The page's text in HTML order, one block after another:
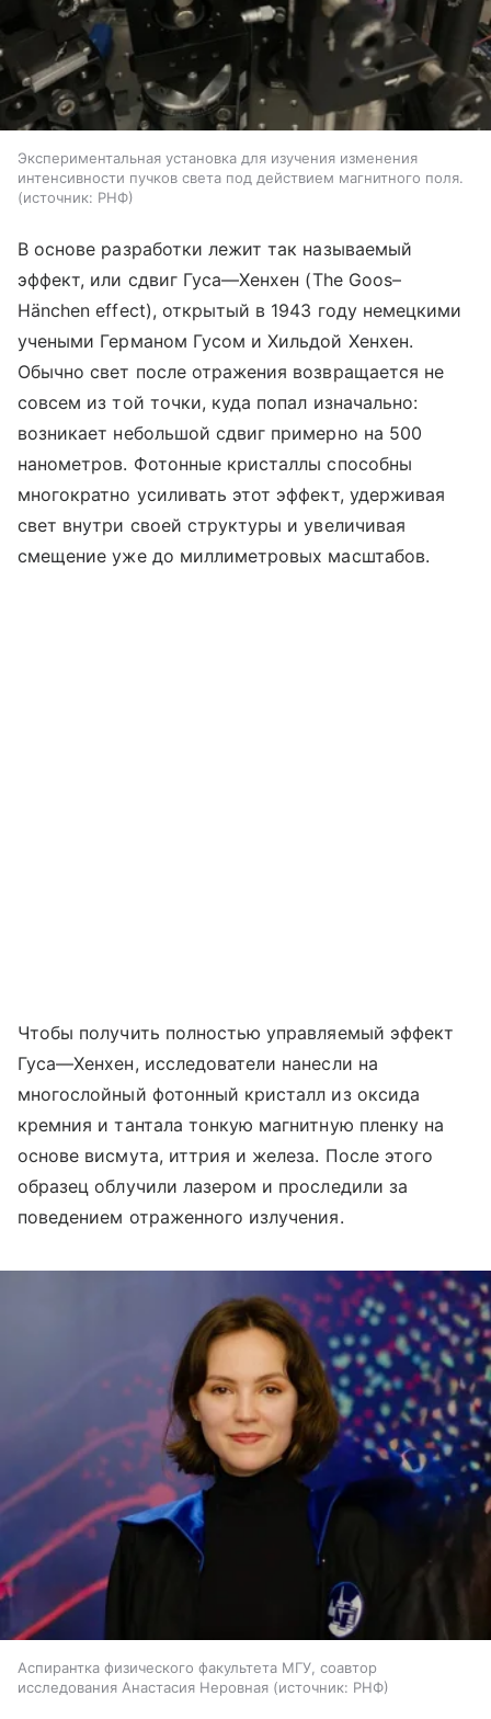
Экспериментальная установка для изучения изменения
интенсивности пучков света под действием магнитного поля.
источник: РНФ
В основе разработки лежит так называемый
эффект, или сдвиг Гуса—Хенхен (The Goos–
Hänchen effect), открытый в 1943 году немецкими
учеными Германом Гусом и Хильдой Хенхен.
Обычно свет после отражения возвращается не
совсем из той точки, куда попал изначально:
возникает небольшой сдвиг примерно на 500
нанометров. Фотонные кристаллы способны
многократно усиливать этот эффект, удерживая
свет внутри своей структуры и увеличивая
смещение уже до миллиметровых масштабов.
Чтобы получить полностью управляемый эффект
Гуса—Хенхен, исследователи нанесли на
многослойный фотонный кристалл из оксида
кремния и тантала тонкую магнитную пленку на
основе висмута, иттрия и железа. После этого
образец облучили лазером и проследили за
поведением отраженного излучения.
Аспирантка физического факультета МГУ, соавтор
исследования Анастасия Неровная
источник: РНФ